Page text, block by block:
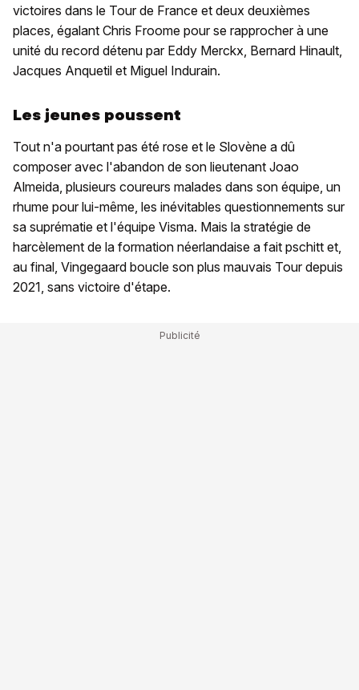
victoires dans le Tour de France et deux deuxièmes
places, égalant Chris Froome pour se rapprocher à une
unité du record détenu par Eddy Merckx, Bernard Hinault,
Jacques Anquetil et Miguel Indurain.
Les jeunes poussent
Tout n'a pourtant pas été rose et le Slovène a dû
composer avec l'abandon de son lieutenant Joao
Almeida, plusieurs coureurs malades dans son équipe, un
rhume pour lui-même, les inévitables questionnements sur
sa suprématie et l'équipe Visma. Mais la stratégie de
harcèlement de la formation néerlandaise a fait pschitt et,
au final, Vingegaard boucle son plus mauvais Tour depuis
2021, sans victoire d'étape.